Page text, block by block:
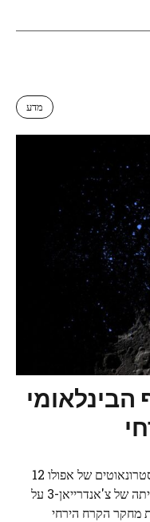
מדע
הנוף העז של הירח כפי שנצפו על ידי האסטרונאוטים של אפולו 12
בשובם לכדור הארץ. קרדיט: נאס"א הנחיתה של צ'אנדרייאן-3 על
מחקר הקרח הירחי